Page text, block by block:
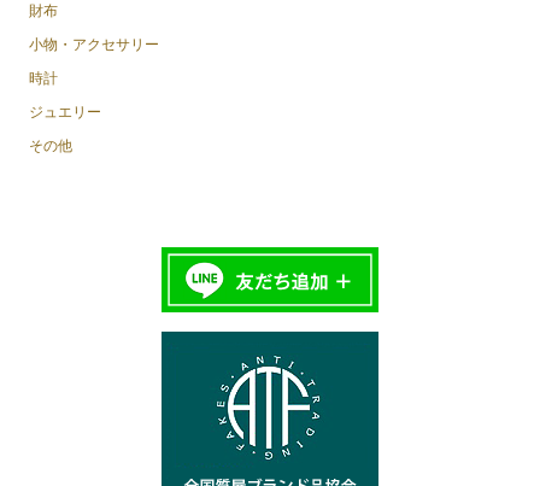
財布
小物・アクセサリー
時計
ジュエリー
その他